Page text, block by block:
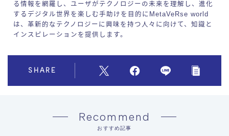
る情報を網羅し、ユーザがテクノロジーの未来を理解し、進化
するデジタル世界を楽しむ手助けを目的にMetaVeRse world
は、革新的なテクノロジーに興味を持つ人々に向けて、知識と
インスピレーションを提供します。
SHARE
Recommend
おすすめ記事